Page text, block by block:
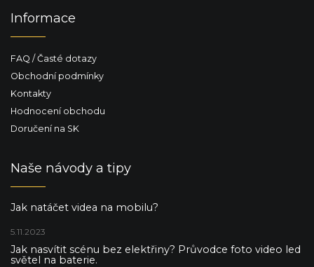
Informace
FAQ / Časté dotazy
Obchodní podmínky
Kontakty
Hodnocení obchodu
Doručení na SK
Naše návody a tipy
Jak natáčet videa na mobilu?
5.11.2023
Jak nasvítit scénu bez elektřiny? Průvodce foto video led
světel na baterie.